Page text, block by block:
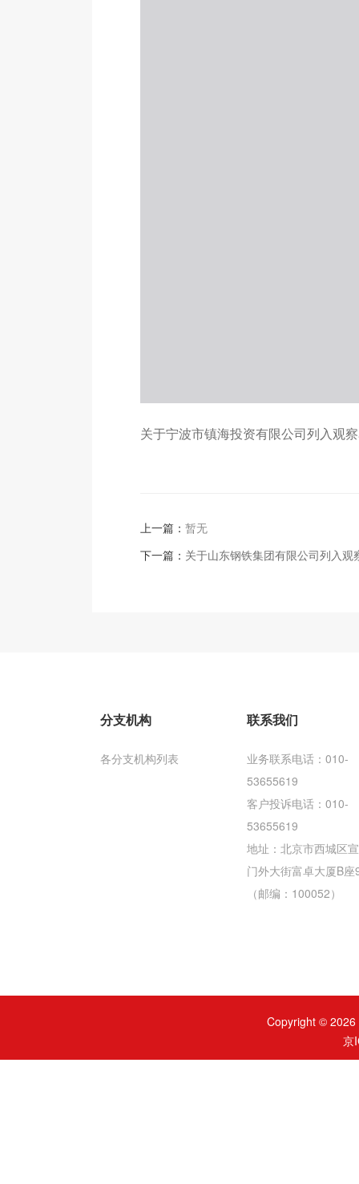
关于宁波市镇海投资有限公司列入观
上一篇： 暂无
下一篇： 关于山东钢铁集团有限公司列入观
分支机构
各分支机构列表
联系我们
业务联系电话：010-
53655619
客户投诉电话：010-
53655619
地址：北京市西城区
门外大街富卓大厦B座
（邮编：100052）
Copyright © 2026
京